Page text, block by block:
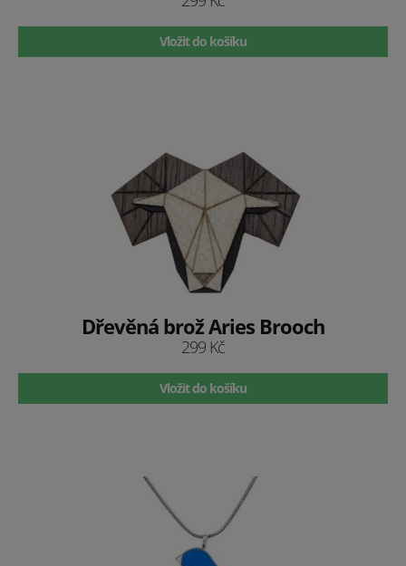
Vložit do košíku
Dřevěná brož Aries Brooch
299 Kč
Vložit do košíku